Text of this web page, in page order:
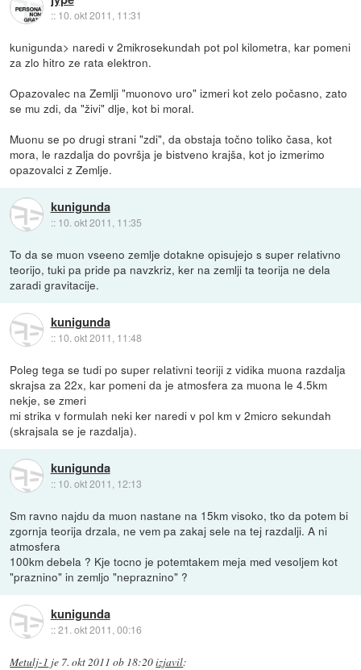
:: 10. okt 2011, 11:31
kunigunda> naredi v 2mikrosekundah pot pol kilometra, kar pomeni
za zlo hitro ze rata elektron.
Opazovalec na Zemlji "muonovo uro" izmeri kot zelo počasno, zato
se mu zdi, da "živi" dlje, kot bi moral.
Muonu se po drugi strani "zdi", da obstaja točno toliko časa, kot
mora, le razdalja do površja je bistveno krajša, kot jo izmerimo
opazovalci z Zemlje.
kunigunda
:: 10. okt 2011, 11:35
To da se muon vseeno zemlje dotakne opisujejo s super relativno
teorijo, tuki pa pride pa navzkriz, ker na zemlji ta teorija ne dela
zaradi gravitacije.
kunigunda
:: 10. okt 2011, 11:48
Poleg tega se tudi po super relativni teoriji z vidika muona razdalja
skrajsa za 22x, kar pomeni da je atmosfera za muona le 4.5km
nekje, se zmeri
mi strika v formulah neki ker naredi v pol km v 2micro sekundah
(skrajsala se je razdalja).
kunigunda
:: 10. okt 2011, 12:13
Sm ravno najdu da muon nastane na 15km visoko, tko da potem bi
zgornja teorija drzala, ne vem pa zakaj sele na tej razdalji. A ni
atmosfera
100km debela ? Kje tocno je potemtakem meja med vesoljem kot
"praznino" in zemljo "nepraznino" ?
kunigunda
::21. okt 2011, 00:16
Metulj-1 je 7. okt 2011 ob 18:20izjavil: